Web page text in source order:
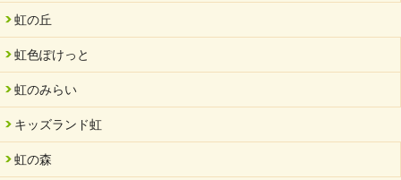
夏休み学習支援・可茂自悠学舎
2024/07/03
中部学院大学「現代福祉マネジメント」ゲスト講師
2024/04/17
SDGs発表会・研修会
2024/04/05
中学生向けのフリースクール「可茂自悠学舎」開設
虹の丘
虹色ぽけっと
虹のみらい
キッズランド虹
虹の森